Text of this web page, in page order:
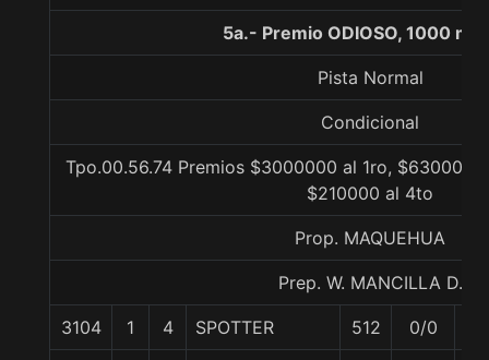
5a.- Premio ODIOSO, 1000
Pista Normal
Condicional
Tpo.00.56.74 Premios $3000000 al 1ro, $630000
$210000 al 4to
Prop. MAQUEHUA
Prep. W. MANCILLA D.
3104 1 4 SPOTTER 512 0/0